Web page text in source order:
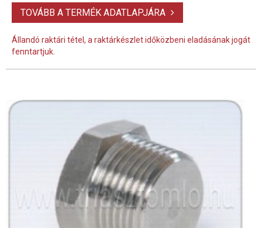
TOVÁBB A TERMÉK ADATLAPJÁRA
Állandó raktári tétel, a raktárkészlet időközbeni eladásának jogát
fenntartjuk.